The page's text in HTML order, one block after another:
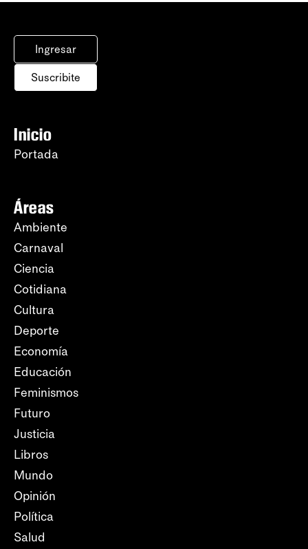
Ingresar
Suscribite
Inicio
Portada
Áreas
Ambiente
Carnaval
Ciencia
Cotidiana
Cultura
Deporte
Economía
Educación
Feminismos
Futuro
Justicia
Libros
Mundo
Opinión
Política
Salud